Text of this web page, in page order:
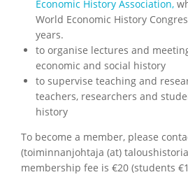
Economic History Association,
World Economic History
years.
to organise lectures and
economic and social history
to supervise teaching and
teachers, researchers and
history
To become a member, please
(toiminnanjohtaja (at)
membership fee is €20 (students